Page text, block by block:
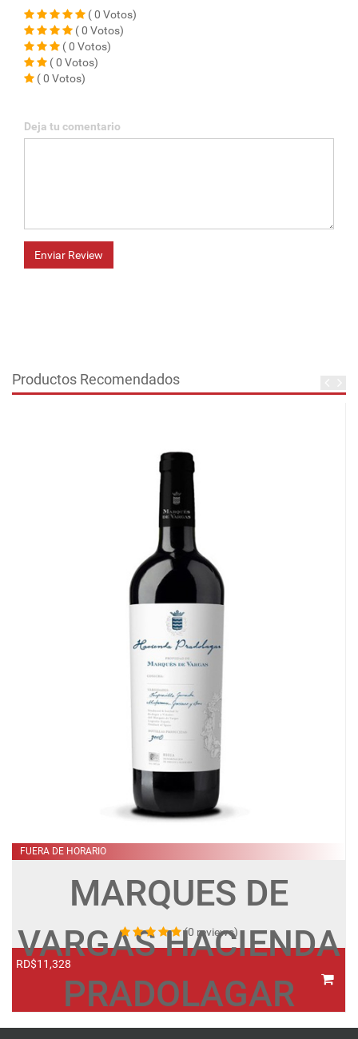
( 0 Votos)
( 0 Votos)
( 0 Votos)
( 0 Votos)
( 0 Votos)
Deja tu comentario
Enviar Review
Productos Recomendados
FUERA DE HORARIO
MARQUES DE
VARGAS HACIENDA
PRADOLAGAR
(0 reviews)
RD$11,328